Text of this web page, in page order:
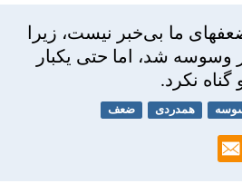
ما بی‌خبر نيست، زيرا
وسوسه شد، اما حتی يكبار
گناه نكرد.
همدردی ضعف